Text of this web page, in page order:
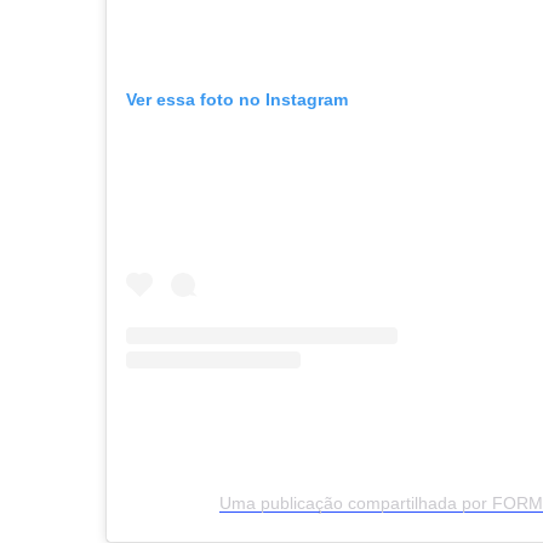
Ver essa foto no Instagram
Uma publicação compartilhada por